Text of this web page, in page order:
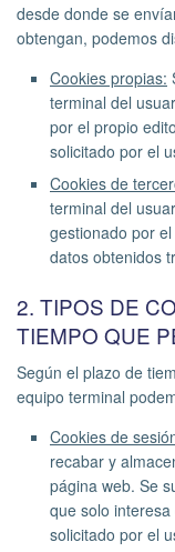
desde donde se
obtengan, podemos
Cookies propias:
terminal del
por el propio
solicitado por el
Cookies de
terminal del
gestionado por
datos obtenidos
2. TIPOS DE
TIEMPO QUE
Según el plazo de
equipo terminal
Cookies de
recabar y
página web. Se
que solo
solicitado por el